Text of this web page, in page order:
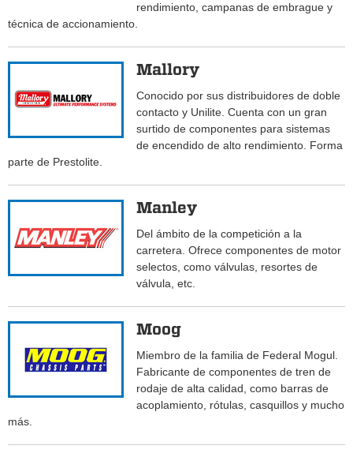
rendimiento, campanas de embrague y
técnica de accionamiento.
Mallory
Conocido por sus distribuidores de doble
contacto y Unilite. Cuenta con un gran
surtido de componentes para sistemas
de encendido de alto rendimiento. Forma
parte de Prestolite.
Manley
Del ámbito de la competición a la
carretera. Ofrece componentes de motor
selectos, como válvulas, resortes de
válvula, etc.
Moog
Miembro de la familia de Federal Mogul.
Fabricante de componentes de tren de
rodaje de alta calidad, como barras de
acoplamiento, rótulas, casquillos y mucho
más.